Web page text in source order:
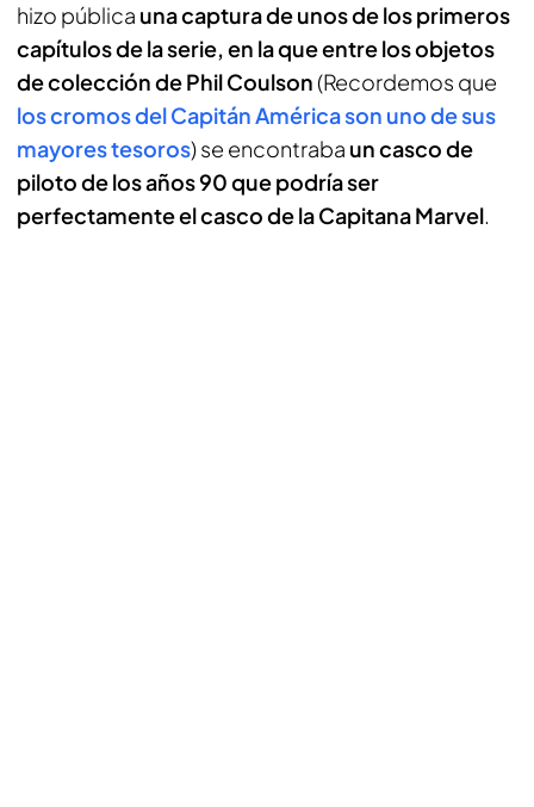
hizo pública una captura de unos de los primeros
capítulos de la serie, en la que entre los objetos
de colección de Phil Coulson(Recordemos que
los cromos del Capitán América son uno de sus
mayores tesoros) se encontraba un casco de
piloto de los años 90 que podría ser
perfectamente el casco de la Capitana Marvel.